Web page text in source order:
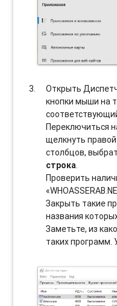
Открыть
кнопки мыши на
Переключиться
щелкнуть
столбцов,
строка.
Проверить
Закрыть такие
названия
Заметьте, из
таких программ.